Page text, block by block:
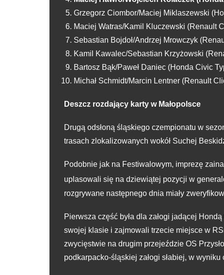
Grzegorz Ciombor/Maciej Miklaszewski
Maciej Watras/Kamil Kluczewski (Renault
Sebastian Bojdoł/Andrzej Mrowczyk
Kamil Kawalec/Sebastian Krzyżowski
Bartosz Bąk/Paweł Daniec (Honda Civic
Michał Schmidt/Marcin Lentner (Renault
Deszcz rozdający karty w Małopolsce
Drugą odsłoną śląskiego czempionatu w
trasach zlokalizowanych wokół Suchej
Podobnie jak na Festiwalowym, imprezę
uplasowali się na dziewiątej pozycji w
rozgrywane następnego dnia miały
Pierwsza część była dla załogi jadącej
swojej klasie i zajmowali trzecie miejsce w
zwycięstwie na drugim przejeździe OS
podkarpacko-śląskiej załogi słabiej, w